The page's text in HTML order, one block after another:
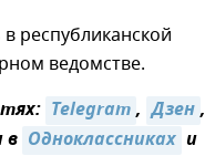
республиканской
ведомстве.
Telegram, Дзен,
в Одноклассниках и